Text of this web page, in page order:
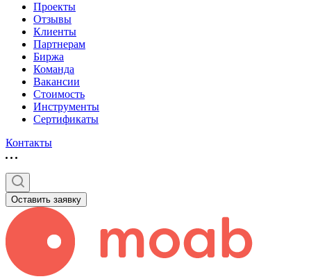
Проекты
Отзывы
Клиенты
Партнерам
Биржа
Команда
Вакансии
Стоимость
Инструменты
Сертификаты
Контакты
Оставить заявку